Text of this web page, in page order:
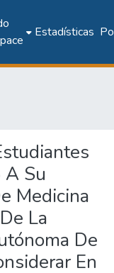
Estadísticas
Su
Medicina
La
De
En